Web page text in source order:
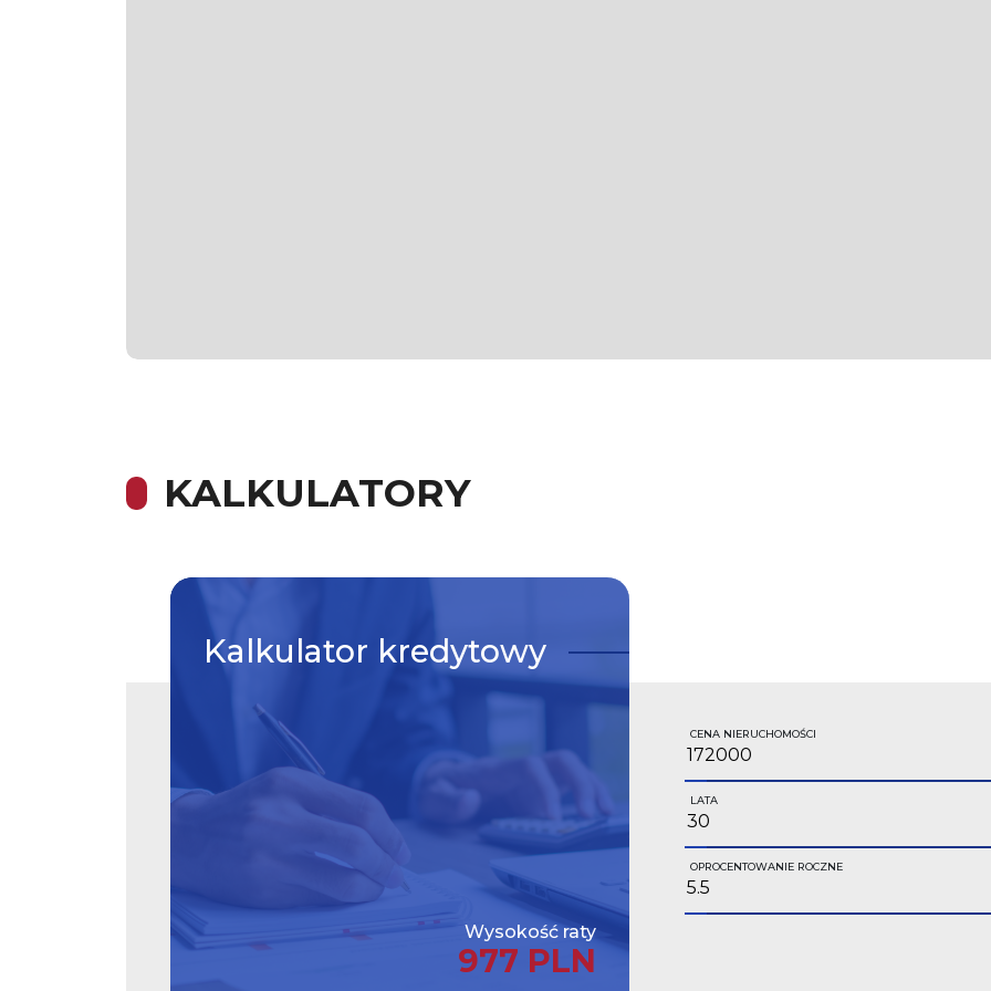
KALKULATORY
Kalkulator kredytowy
Wysokość raty
977 PLN
CENA NIERUCHOMOŚCI
LATA
OPROCENTOWANIE ROCZNE